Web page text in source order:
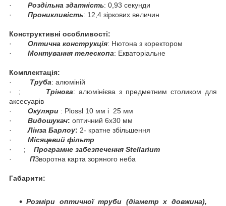
· Роздільна здатність: 0 93 секунди
· Проникливість: 12,4 зіркових величин
Конструктивні особливості:
· Оптична конструкція: Нютона з коректором
· Монтування телескопа: Екваторіальне
Комплектація:
· Труба: алюміній
· ; Трінога: алюмінієва з предметним столиком для
аксесуарів
· Окуляри : Plossl 10 мм і 25 мм
· Видошукач: оптичний 6х30 мм
·Лінза Барлоу: 2- кратне збільшення
· Місяцевий фільтр
· ; Програмне забезпечення Stellarium
· ПЗворотна карта зоряного неба
Габарити:
Розміри оптичної труби (діаметр х довжина),